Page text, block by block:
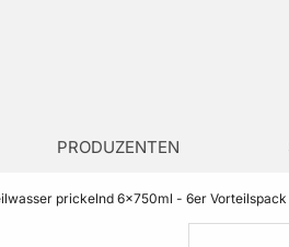
PRODUZENTEN
prickelnd 6x750ml - 6er